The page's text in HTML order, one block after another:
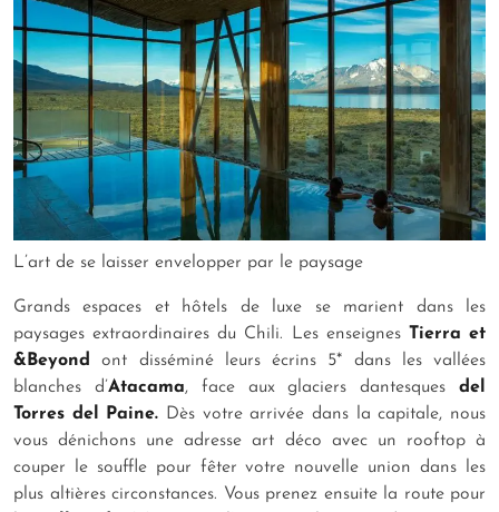
L’art de se laisser envelopper par le paysage
Grands espaces et hôtels de luxe se marient dans les
paysages extraordinaires du Chili. Les enseignes Tierra et
&Beyond ont disséminé leurs écrins 5* dans les vallées
blanches d’Atacama, face aux glaciers dantesquesdel
Torres del Paine. Dès votre arrivée dans la capitale, nous
vous dénichons une adresse art déco avec un rooftop à
couper le souffle pour fêter votre nouvelle union dans les
plus altières circonstances. Vous prenez ensuite la route pour